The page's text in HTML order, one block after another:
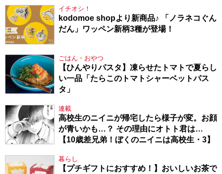
イチオシ！
kodomoe shopより新商品♪ 「ノラネコぐん
だん」ワッペン新柄3種が登場！
ごはん・おやつ
【ひんやりパスタ】凍らせたトマトで夏らし
い一品「たらこのトマトシャーベットパス
タ」
連載
高校生のニイニが帰宅したら様子が変。お顔
が青いかも…？ その理由にオトト君は…
【10歳差兄弟！ぼくのニイニは高校生・3】
暮らし
【プチギフトにおすすめ！】おいしいお茶で